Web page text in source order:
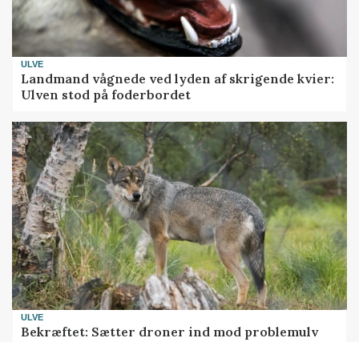
ULVE
Landmand vågnede ved lyden af skrigende kvier:
Ulven stod på foderbordet
ULVE
Bekræftet: Sætter droner ind mod problemulv